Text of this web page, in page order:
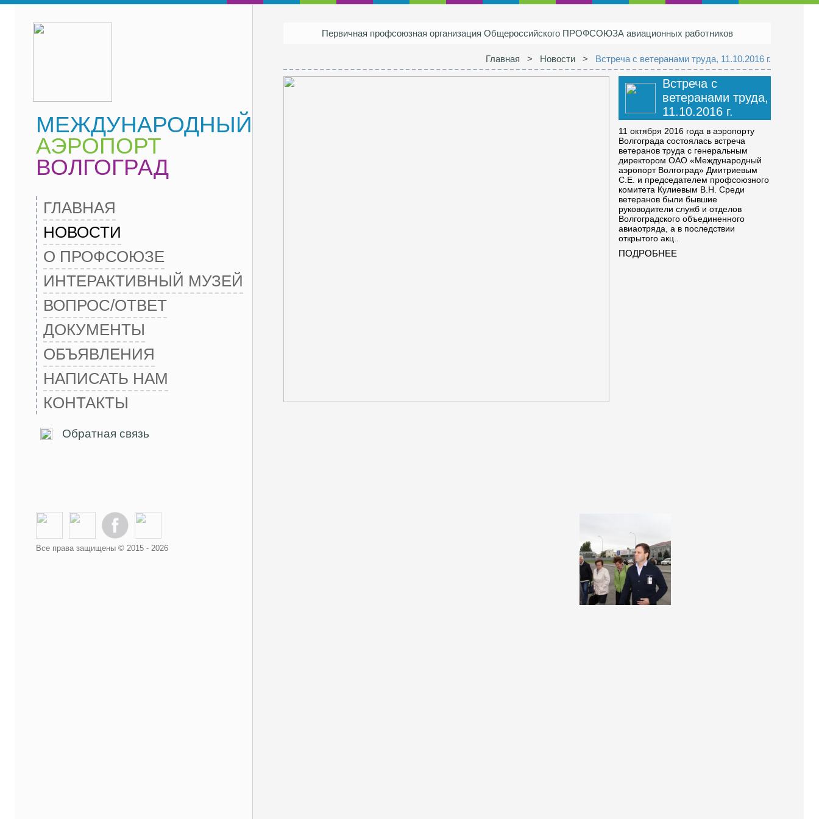
МЕЖДУНАРОДНЫЙ
АЭРОПОРТ
ВОЛГОГРАД
ГЛАВНАЯ
НОВОСТИ
О ПРОФСОЮЗЕ
ИНТЕРАКТИВНЫЙ МУЗЕЙ
ВОПРОС/ОТВЕТ
ДОКУМЕНТЫ
ОБЪЯВЛЕНИЯ
НАПИСАТЬ НАМ
КОНТАКТЫ
Обратная связь
Все права защищены © 2015 - 2026
Первичная профсоюзная организация Общероссийского ПРОФСОЮЗА авиационных работников
Главная > Новости > Встреча с ветеранами труда, 11.10.2016 г.
Встреча с
ветеранами труда,
11.10.2016 г.
11 октября 2016 года в аэропорту
Волгограда состоялась встреча
ветеранов труда с генеральным
директором ОАО «Международный
аэропорт Волгоград» Дмитриевым
С.Е. и председателем профсоюзного
комитета Кулиевым В.Н. Среди
ветеранов были бывшие
руководители служб и отделов
Волгоградского объединенного
авиаотряда, а в последствии
открытого акц..
ПОДРОБНЕЕ